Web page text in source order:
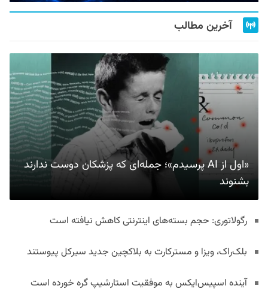
آخرین مطالب
«اول از AI پرسیدم»؛ جمله‌ای که پزشکان دوست ندارند
بشنوند
رگولاتوری: حجم بسته‌های اینترنتی کاهش نیافته است
بلک‌راک، ویزا و مسترکارت به بلاکچین جدید سیرکل پیوستند
آینده اسپیس‌ایکس به موفقیت استارشیپ گره خورده است